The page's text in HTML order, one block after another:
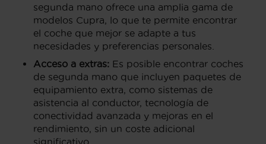
segunda mano ofrece una amplia gama de
modelos Cupra, lo que te permite encontrar
el coche que mejor se adapte a tus
necesidades y preferencias personales.
Acceso a extras: Es posible encontrar coches
de segunda mano que incluyen paquetes de
equipamiento extra, como sistemas de
asistencia al conductor, tecnología de
conectividad avanzada y mejoras en el
rendimiento, sin un coste adicional
significativo.